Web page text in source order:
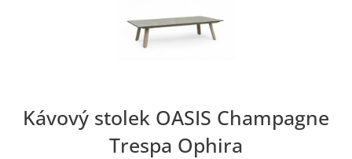
Kávový stolek OASIS Champagne
Trespa Ophira